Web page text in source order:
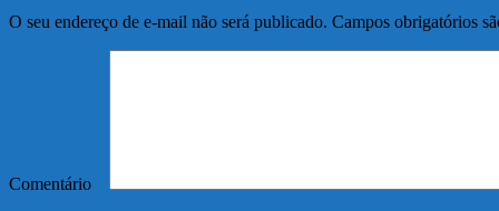
O seu endereço de e-mail não será publicado. Campos obrigatórios
Comentário